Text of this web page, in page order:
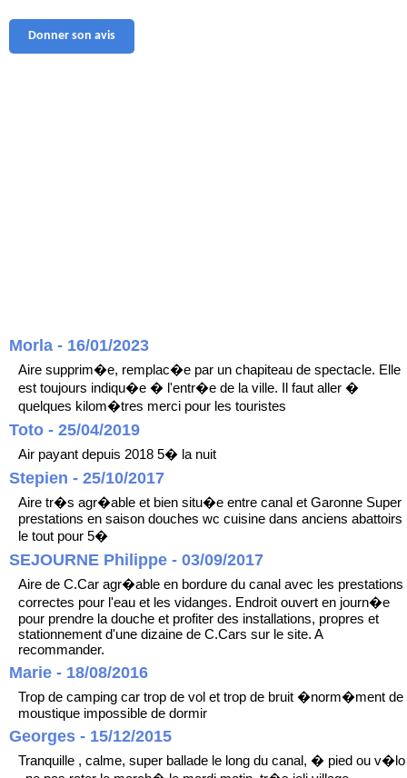
Donner son avis
Morla - 16/01/2023
Aire supprim�e, remplac�e par un chapiteau de spectacle. Elle
est toujours indiqu�e � l'entr�e de la ville. Il faut aller �
quelques kilom�tres merci pour les touristes
Toto - 25/04/2019
Air payant depuis 2018 5� la nuit
Stepien - 25/10/2017
Aire tr�s agr�able et bien situ�e entre canal et Garonne Super
prestations en saison douches wc cuisine dans anciens abattoirs
le tout pour 5�
SEJOURNE Philippe - 03/09/2017
Aire de C.Car agr�able en bordure du canal avec les prestations
correctes pour l'eau et les vidanges. Endroit ouvert en journ�e
pour prendre la douche et profiter des installations, propres et
stationnement d'une dizaine de C.Cars sur le site. A
recommander.
Marie - 18/08/2016
Trop de camping car trop de vol et trop de bruit �norm�ment de
moustique impossible de dormir
Georges - 15/12/2015
Tranquille , calme, super ballade le long du canal, � pied ou v�lo